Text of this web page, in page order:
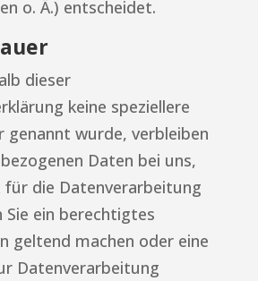
o. Ä.) entscheidet.
dieser
keine speziellere
genannt wurde, verbleiben
Daten bei uns,
für die Datenverarbeitung
ein berechtigtes
geltend machen oder eine
Datenverarbeitung